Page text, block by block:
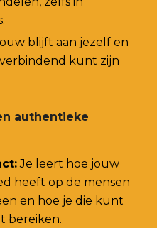
blijft aan jezelf en
kunt zijn
authentieke
Je leert hoe jouw
heeft op de mensen
en hoe je die kunt
bereiken.